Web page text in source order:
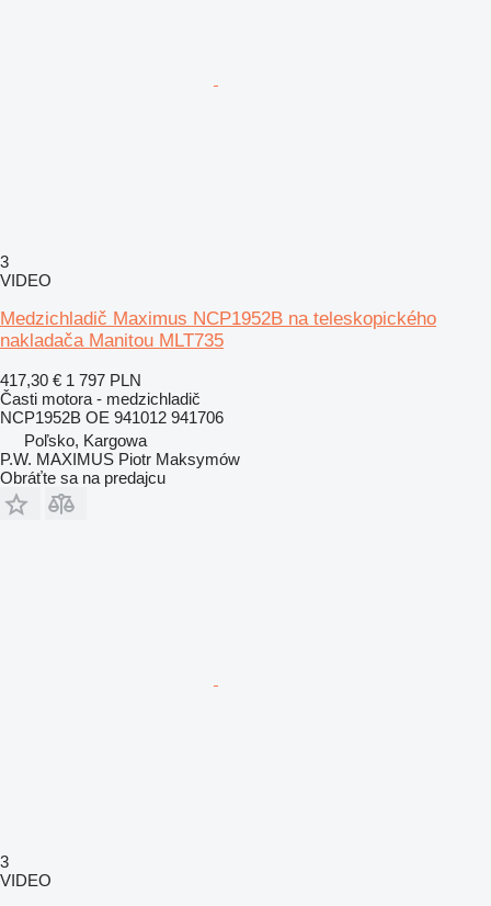
3
VIDEO
Medzichladič Maximus NCP1952B na teleskopického
nakladača Manitou MLT735
417,30 € 1 797 PLN
Časti motora - medzichladič
NCP1952B OE 941012 941706
Poľsko, Kargowa
P.W. MAXIMUS Piotr Maksymów
Obráťte sa na predajcu
3
VIDEO